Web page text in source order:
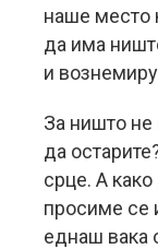
наше место
да има
и
За ништо
да
срце. А
просиме се
еднаш вака